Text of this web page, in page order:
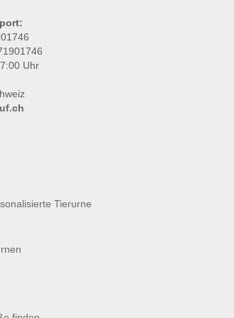
Uhr
Tierurne